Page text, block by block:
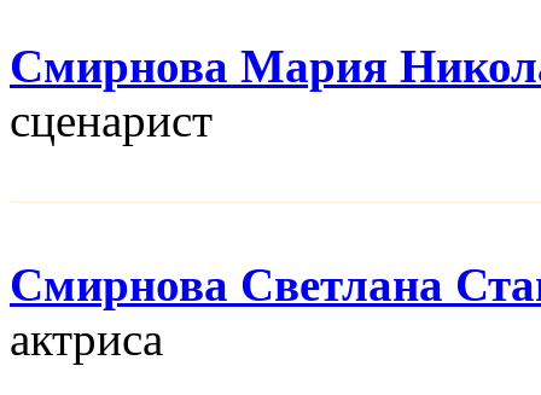
Смирнова Мария
сценарист
Смирнова Светлана
актриса